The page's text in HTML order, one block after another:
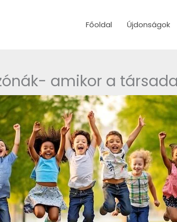
Főoldal Újdonságok
amikor a